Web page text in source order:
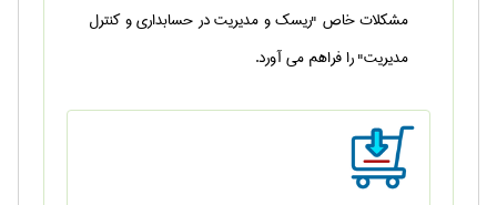
مشکلات خاص "ریسک و مدیریت در حسابداری و کنترل
مدیریت" را فراهم می آورد.